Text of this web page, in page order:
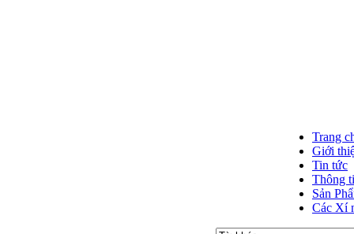
Trang
Giới
Tin tức
Thông
Sản
Các Xí